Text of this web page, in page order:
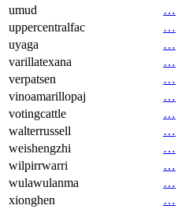
umud
…
uppercentralfac
…
uyaga
…
varillatexana
…
verpatsen
…
vinoamarillopaj
…
votingcattle
…
walterrussell
…
weishengzhi
…
wilpirrwarri
…
wulawulanma
…
xionghen
…